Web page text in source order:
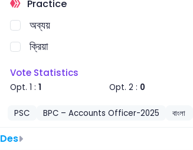
Practice
অব্যয়
ক্রিয়া
Vote Statistics
Opt. 1 : 1 Opt. 2 : 0
PSC BPC – Accounts Officer-2025 বাংলা
Des